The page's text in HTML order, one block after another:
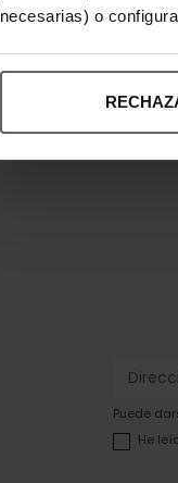
necesarias) o
Puede
He